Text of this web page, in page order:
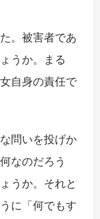
。被害者であ
うか。まる
自身の責任で
問いを投げか
なのだろう
うか。それと
に「何でもす